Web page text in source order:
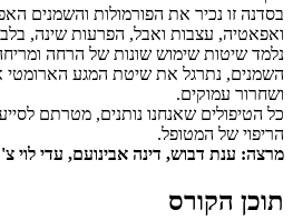
בסדנה זו נכיר את הפורמולות והשמנים
ואפאטיה, עצבות ואבל, הפרעות שינה,
נלמד שיטות שימוש שונות של הרחה
השמנים, נתרגל את שיטת המגע הארומטי
ושחרור עמוקים.
כל הטיפולים שאנחנו נותנים, מטרתם
הריפוי של המטופל.
מרצה: ענת דבוש, דינה אבינועם, עדי לוי
תוכן הקורס